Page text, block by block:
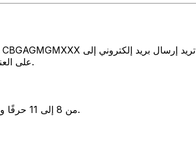
GAMBIA على العنوان والمدينة والبلد المذكورين أعلاه. تأكد دائمًا من أن رمز سويفت الذي تستخدمه ينتمي إلى البنك الوجهة.
تتألف رموز سويفت/رموز سويفت/رمز معرّف العميل الدولي (SWIFT/BIC) من 8 إلى 11 حرفًا ورقمًا لتحديد بنك وفرع معين في العالم.